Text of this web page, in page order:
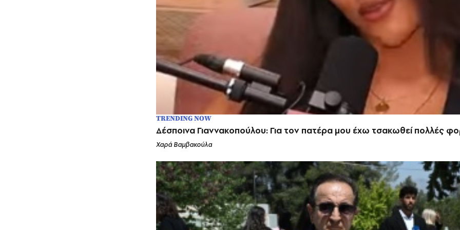
TRENDING NOW
Δέσποινα Γιαννακοπούλου: Για τον πατέρα μου έχω τσακωθεί πολλές
Χαρά Βαμβακούλα